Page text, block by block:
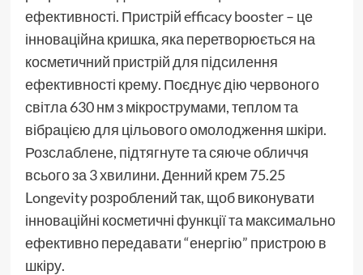
ефективності. Пристрій efficacy booster – це
інноваційна кришка, яка перетворюється на
косметичний пристрій для підсилення
ефективності крему. Поєднує дію червоного
світла 630 нм з мікрострумами, теплом та
вібрацією для цільового омолодження шкіри.
Розслаблене, підтягнуте та сяюче обличчя
всього за 3 хвилини. Денний крем 75.25
Longevity розроблений так, щоб виконувати
інноваційні косметичні функції та максимально
ефективно передавати “енергію” пристрою в
шкіру.